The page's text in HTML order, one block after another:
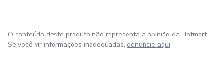
O conteúdo deste produto não representa a opinião da Hotmart.
Se você vir informações inadequadas, denuncie aqui